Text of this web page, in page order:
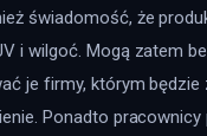
świadomość, że
i wilgoć. Mogą zatem
je firmy, którym będzie
Ponadto